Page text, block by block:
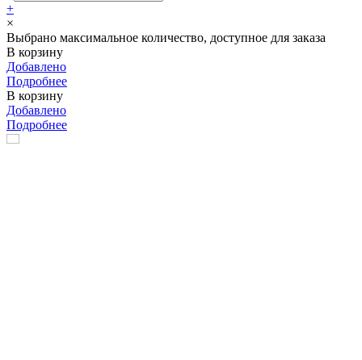
+
×
Выбрано максимальное количество, доступное для заказа
В корзину
Добавлено
Подробнее
В корзину
Добавлено
Подробнее